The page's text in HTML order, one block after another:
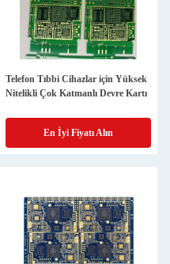
Telefon Tıbbi Cihazlar için Yüksek
Nitelikli Çok Katmanlı Devre Kartı
En İyi Fiyatı Alın